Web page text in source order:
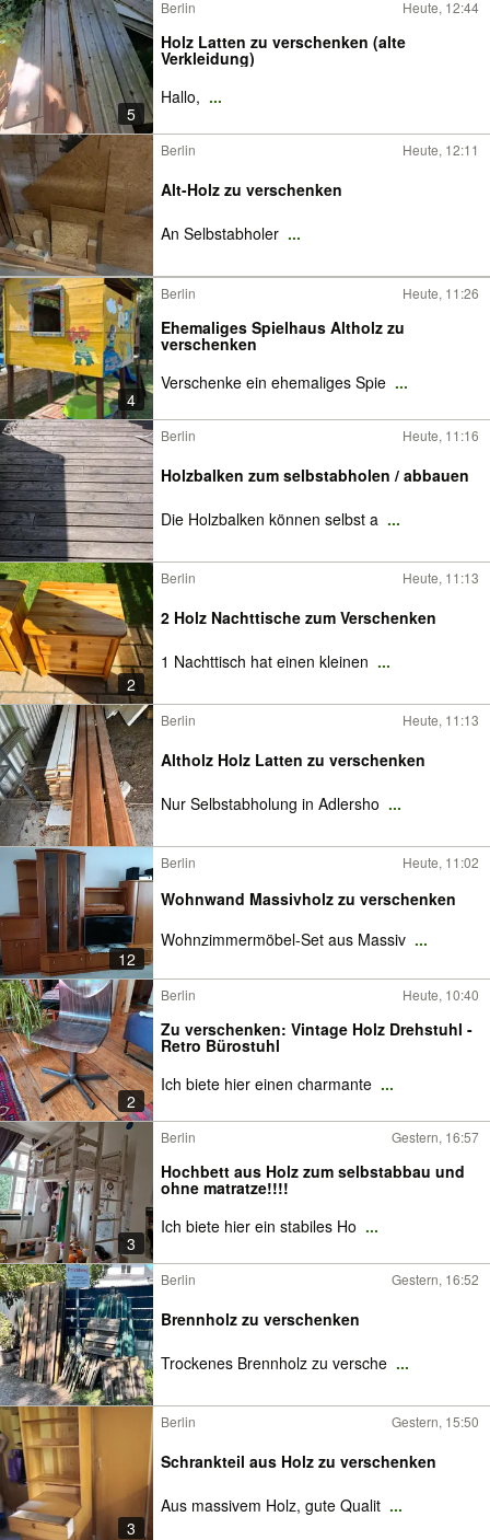
5
Berlin Heute, 12:44
Holz Latten zu verschenken (alte
Verkleidung)
Hallo, ...
Berlin Heute, 12:11
Alt-Holz zu verschenken
An Selbstabholer ...
4
Berlin Heute, 11:26
Ehemaliges Spielhaus Altholz zu
verschenken
Verschenke ein ehemaliges Spie ...
Berlin Heute, 11:16
Holzbalken zum selbstabholen / abbauen
Die Holzbalken können selbst a ...
2
Berlin Heute, 11:13
2 Holz Nachttische zum Verschenken
1 Nachttisch hat einen kleinen ...
Berlin Heute, 11:13
Altholz Holz Latten zu verschenken
Nur Selbstabholung in Adlersho ...
12
Berlin Heute, 11:02
Wohnwand Massivholz zu verschenken
Wohnzimmermöbel-Set aus Massiv ...
2
Berlin Heute, 10:40
Zu verschenken: Vintage Holz Drehstuhl -
Retro Bürostuhl
Ich biete hier einen charmante ...
3
Berlin Gestern, 16:57
Hochbett aus Holz zum selbstabbau und
ohne matratze!!!!
Ich biete hier ein stabiles Ho ...
Berlin Gestern, 16:52
Brennholz zu verschenken
Trockenes Brennholz zu versche ...
3
Berlin Gestern, 15:50
Schrankteil aus Holz zu verschenken
Aus massivem Holz, gute Qualit ...